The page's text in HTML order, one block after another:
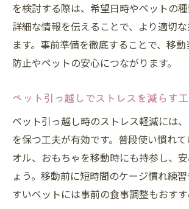
ペット引っ越し前後の健康管
引っ越し時のペットケアと安全対
ペット引っ越しで守るべき安
ペット引っ越し中の緊急時対
ペット引っ越しで利用できる
介
ペット引っ越し同乗ルールと
長距離ペット引っ越しに必要なポ
長距離ペット引っ越しで重要
を検討する際は、希望日時やペットの
詳細な情報を伝えることで、より適切
ます。事前準備を徹底することで、移
防止やペットの安心につながります。
ペット引っ越しでストレスを減らす
ペット引っ越し時のストレス軽減には
を保つ工夫が有効です。普段使い慣れ
オル、おもちゃを移動時にも持参し、
ょう。移動前に短時間のケージ慣れ練
すいペットには事前の食事調整もおすす